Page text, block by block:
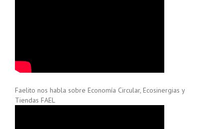
Faelito nos habla sobre Economía Circular, Ecosinergias y
Tiendas FAEL